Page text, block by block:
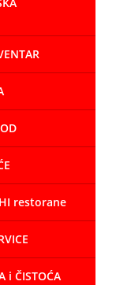
restorane
i ČISTOĆA